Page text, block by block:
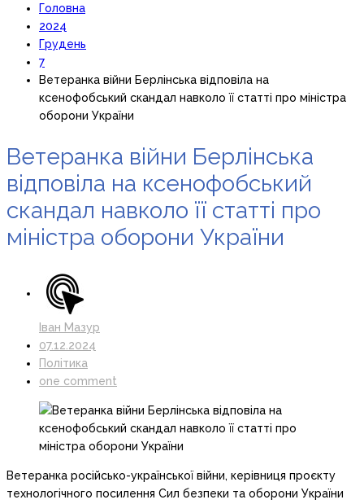
Головна
2024
Грудень
7
Ветеранка війни Берлінська відповіла на
ксенофобський скандал навколо її статті про міністра
оборони України
Ветеранка війни Берлінська
відповіла на ксенофобський
скандал навколо її статті про
міністра оборони України
Іван Мазур
07.12.2024
Політика
one comment
Ветеранка російсько-української війни, керівниця проєкту
технологічного посилення Сил безпеки та оборони України